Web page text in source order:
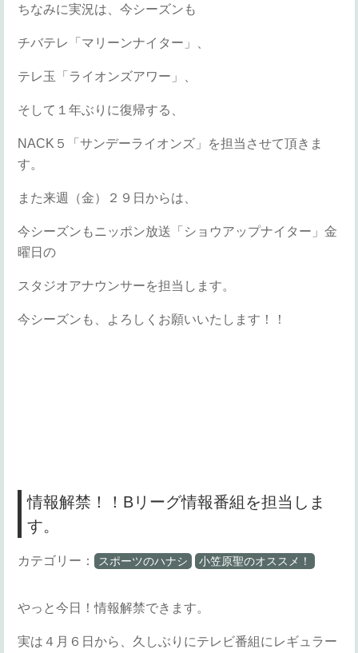
ちなみに実況は、今シーズンも
チバテレ「マリーンナイター」、
テレ玉「ライオンズアワー」、
そして１年ぶりに復帰する、
NACK５「サンデーライオンズ」を担当させて頂きま
す。
また来週（金）２９日からは、
今シーズンもニッポン放送「ショウアップナイター」金
曜日の
スタジオアナウンサーを担当します。
今シーズンも、よろしくお願いいたします！！
情報解禁！！Bリーグ情報番組を担当しま
す。
カテゴリー： スポーツのハナシ 小笠原聖のオススメ！
やっと今日！情報解禁できます。
実は４月６日から、久しぶりにテレビ番組にレギュラー